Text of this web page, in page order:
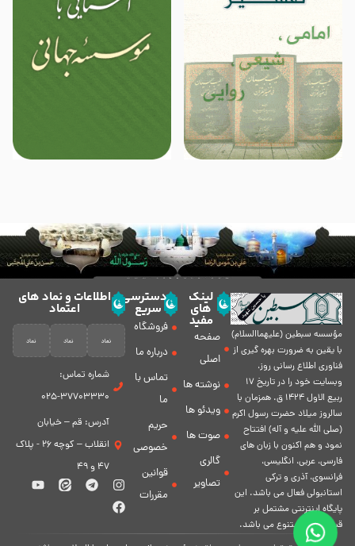
مؤسسه سبطين (عليهماالسلام)
با يقين به ضرورت بهره گیرى از
فناورى اطلاع رسانى روز،
وبسایت خود را در تاريخ 17
ربيع الاول 1424 ق. همزمان با
سالروز ميلاد حضرت رسول اكرم
(صلی الله علیه و آله) افتتاح
نمود و هم اكنون با زبان های
فارسی، عربى، انگلیسی،
فرانسوی، آذری و ترکی
استانبولی فعال مى باشد. اين
پايگاه اينترنتى مشتمل بر
قسمت هاى متنوع مى باشد.
لینک
های
مفید
صفحه
اصلی
نوشته ها
ویدئو ها
صوت ها
گالری
تصاویر
دسترسی
سریع
فروشگاه
درباره ما
تماس با
ما
حریم
خصوصی
قوانین
مقررات
اطلاعات و نماد های
اعتماد
شماره تماس:
37703330-025
آدرس: قم – خیابان
انقلاب – کوچه 26 - پلاک
47 و 49